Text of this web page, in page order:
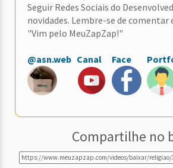
Seguir Redes Sociais do
novidades. Lembre-se de
"Vim pelo MeuZapZap!"
@asn.web Canal Face
Compartilhe no